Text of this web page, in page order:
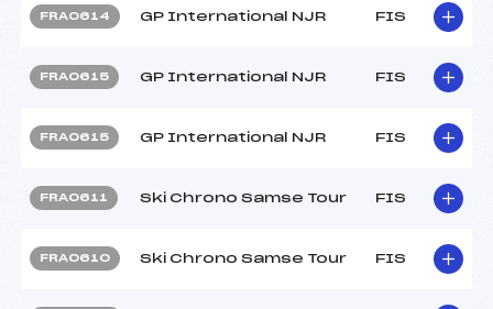
FRA0614 GP International NJR FIS
FRA0615 GP International NJR FIS
FRA0615 GP International NJR FIS
FRA0611 Ski Chrono Samse Tour FIS
FRA0610 Ski Chrono Samse Tour FIS